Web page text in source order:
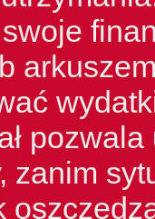
zanim